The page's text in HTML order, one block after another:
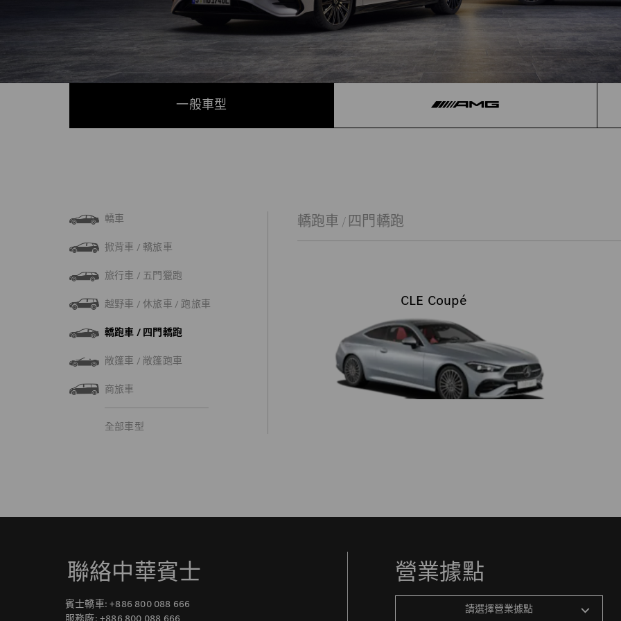
一般車型
轎車
掀背車 / 轎旅車
旅行車 / 五門獵跑
越野車 / 休旅車 / 跑旅車
轎跑車 / 四門轎跑
敞篷車 / 敞篷跑車
商旅車
全部車型
轎跑車 / 四門轎跑
CLE Coupé
聯絡中華賓士
賓士轎車:+886 800 088 666
服務廠:+886 800 088 666
營業據點
請選擇營業據點